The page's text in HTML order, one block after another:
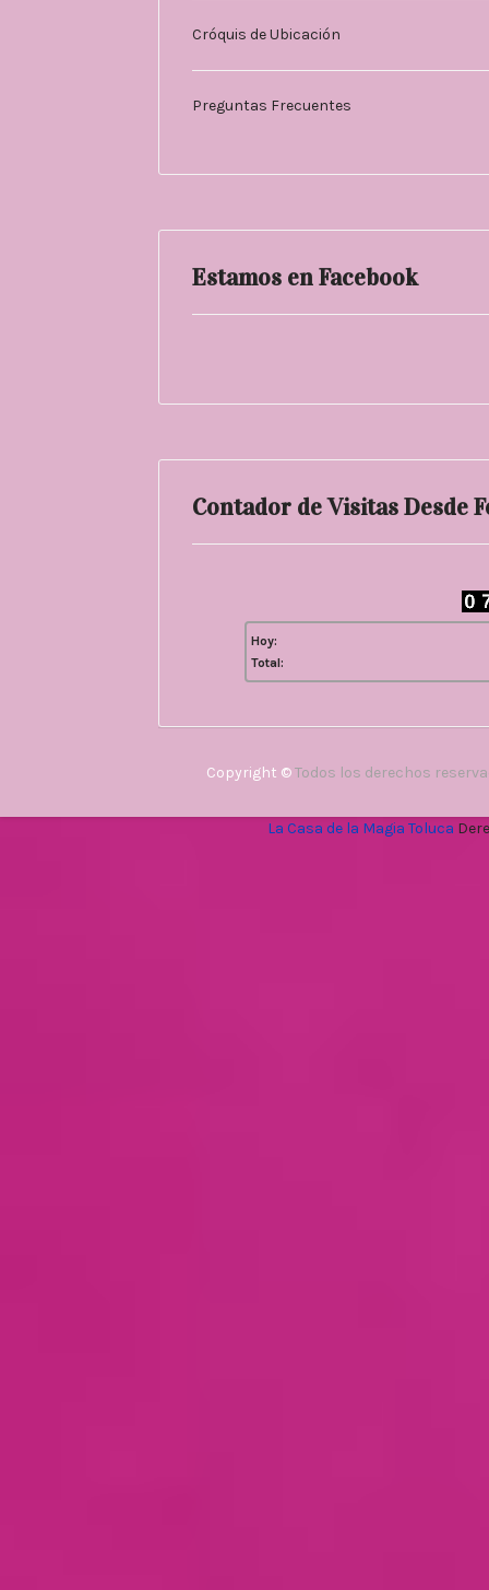
Cróquis de Ubicación
Preguntas Frecuentes
Estamos en Facebook
Contador de Visitas Desde
Hoy:
Total:
Copyright ©Todos los derechos
La Casa de la Magia Toluca